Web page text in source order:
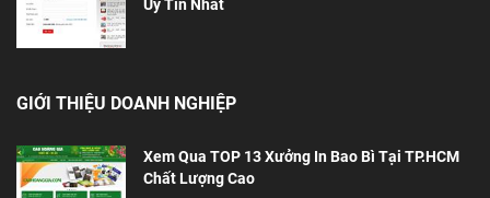
Uy Tín Nhất
GIỚI THIỆU DOANH NGHIỆP
Xem Qua TOP 13 Xưởng In Bao Bì Tại TP.HCM
Chất Lượng Cao